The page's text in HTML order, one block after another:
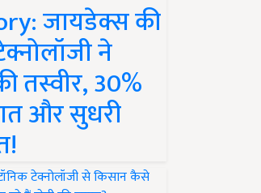
जायडेक्स की
ने
तस्वीर, 30%
और सुधरी